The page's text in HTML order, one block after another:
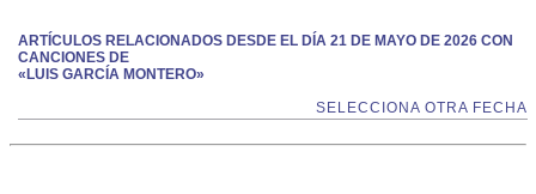
ARTÍCULOS RELACIONADOS DESDE EL DÍA 21 DE MAYO DE 2026 CON
CANCIONES DE
«LUIS GARCÍA MONTERO»
SELECCIONA OTRA FECHA